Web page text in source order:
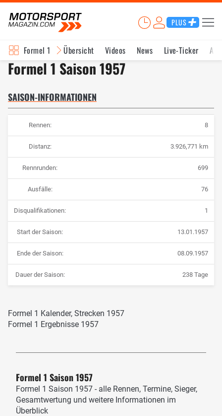
PLUS
Formel 1 Übersicht Videos News Live-Ticker
Formel 1 Saison 1957
SAISON-INFORMATIONEN
Rennen: 8
Distanz: 3.926,771 km
Rennrunden: 699
Ausfälle: 76
Disqualifikationen: 1
Start der Saison: 13.01.1957
Ende der Saison: 08.09.1957
Dauer der Saison: 238 Tage
Formel 1 Kalender, Strecken 1957
Formel 1 Ergebnisse 1957
Formel 1 Saison 1957
Formel 1 Saison 1957 - alle Rennen, Termine, Sieger,
Gesamtwertung und weitere Informationen im
Überblick